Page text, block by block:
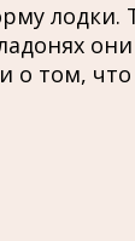
лодки.
о том,